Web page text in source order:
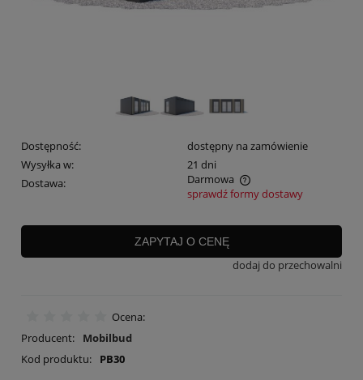
Dostępność:
dostępny na zamówienie
Wysyłka w:
21 dni
Dostawa:
Darmowa
Cena nie zawiera ewentualnych kosztów płatności
sprawdź formy dostawy
ZAPYTAJ O CENĘ
dodaj do przechowalni
Ocena:
Producent:
Mobilbud
Kod produktu:
PB30